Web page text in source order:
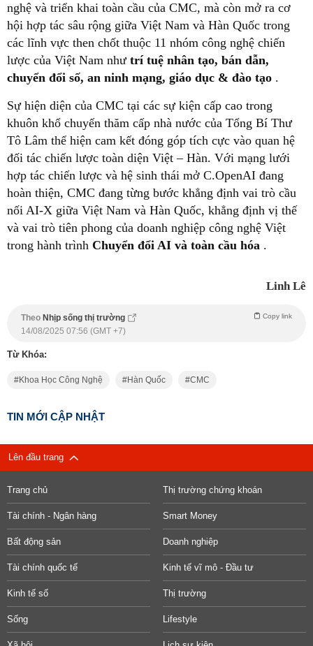
nghệ và triển khai toàn cầu của CMC, mà còn mở ra cơ
hội hợp tác sâu rộng giữa Việt Nam và Hàn Quốc trong
các lĩnh vực then chốt thuộc 11 nhóm công nghệ chiến
lược của Việt Nam như trí tuệ nhân tạo, bán dẫn,
chuyển đổi số, an ninh mạng, giáo dục & đào tạo .
Sự hiện diện của CMC tại các sự kiện cấp cao trong
khuôn khổ chuyến thăm cấp nhà nước của Tổng Bí Thư
Tô Lâm thể hiện cam kết đóng góp tích cực vào quan hệ
đối tác chiến lược toàn diện Việt – Hàn. Với mạng lưới
hợp tác chiến lược và hệ sinh thái mở C.OpenAI đang
hoàn thiện, CMC đang từng bước khẳng định vai trò cầu
nối AI-X giữa Việt Nam và Hàn Quốc, khẳng định vị thế
và vai trò tiên phong của doanh nghiệp công nghệ Việt
trong hành trình Chuyển đổi AI và toàn cầu hóa .
Linh Lê
Theo Nhịp sống thị trường Copy link
14/08/2025 07:56 (GMT +7)
Từ Khóa:
Khoa Học Công Nghệ Hàn Quốc CMC
TIN MỚI CẬP NHẬT
Lên đầu trang
Trang chủ Thị trường chứng khoán
Tài chính - Ngân hàng Smart Money
Bất động sản Doanh nghiệp
Tài chính quốc tế Kinh tế vĩ mô - Đầu tư
Kinh tế số Thị trường
Sống Lifestyle